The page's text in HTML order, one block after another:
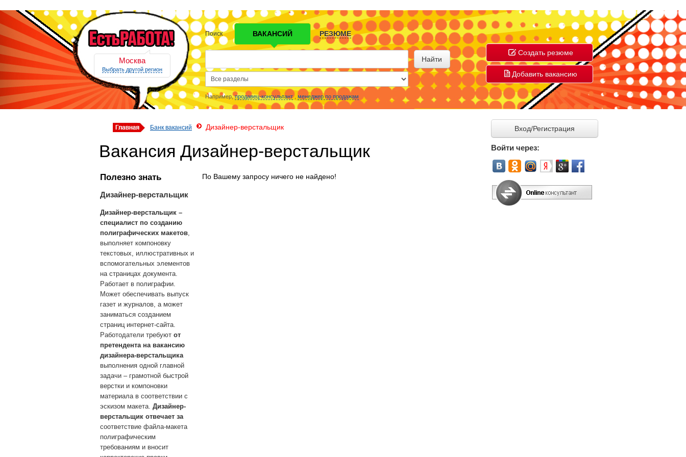
Москва
Выбрать другой регион
Поиск ВАКАНСИЙ РЕЗЮМЕ
Найти
Например,продавец-консультант, менеджер по продажам
Создать резюме
Добавить вакансию
Банк вакансий Дизайнер-верстальщик
Вакансия Дизайнер-верстальщик
Полезно знать
Дизайнер-верстальщик
Дизайнер-верстальщик –
специалист по созданию
полиграфических макетов,
выполняет компоновку
текстовых, иллюстративных и
вспомогательных элементов
на страницах документа.
Работает в полиграфии.
Может обеспечивать выпуск
газет и журналов, а может
заниматься созданием
страниц интернет-сайта.
Работодатели требуют от
претендента на вакансию
дизайнера-верстальщика
выполнения одной главной
задачи – грамотной быстрой
верстки и компоновки
материала в соответствии с
эскизом макета. Дизайнер-
верстальщик отвечает за
соответствие файла-макета
полиграфическим
требованиям и вносит
По Вашему запросу ничего не найдено!
Вход/Регистрация
Войти через: